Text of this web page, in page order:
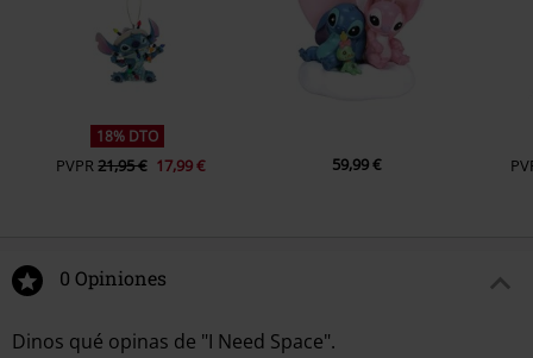
18% DTO
PVPR21,95 € 17,99 € 59,99 €
0 Opiniones
Dinos qué opinas de "I Need Space".